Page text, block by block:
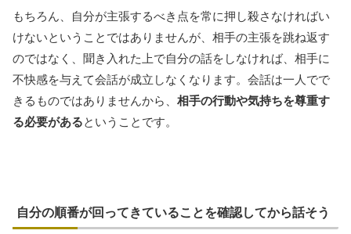
もちろん、自分が主張するべき点を常に押し殺さなければい
けないということではありませんが、相手の主張を跳ね返す
のではなく、聞き入れた上で自分の話をしなければ、相手に
不快感を与えて会話が成立しなくなります。会話は一人でで
きるものではありませんから、 相手の行動や気持ちを尊重す
る必要があるということです。
自分の順番が回ってきていることを確認してから話そう